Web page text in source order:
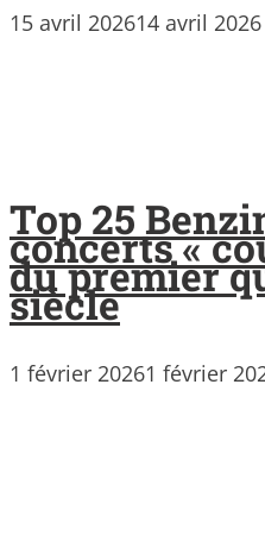
15 avril 202614 avril 2026
Top 25
concerts «
du premier
siècle
1 février 20261 février